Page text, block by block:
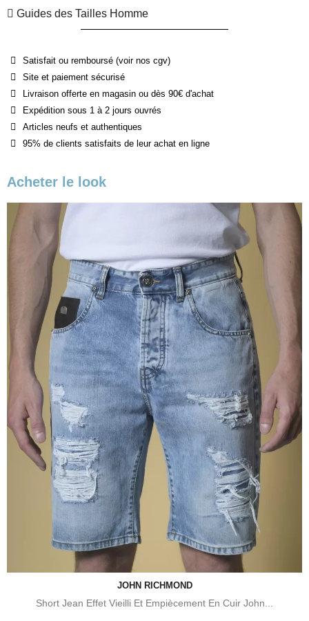
Guides des Tailles Homme
Satisfait ou remboursé (voir nos cgv)
Site et paiement sécurisé
Livraison offerte en magasin ou dès 90€ d'achat
Expédition sous 1 à 2 jours ouvrés
Articles neufs et authentiques
95% de clients satisfaits de leur achat en ligne
Acheter le look
JOHN RICHMOND
Short Jean Effet Vieilli Et Empiècement En Cuir John...